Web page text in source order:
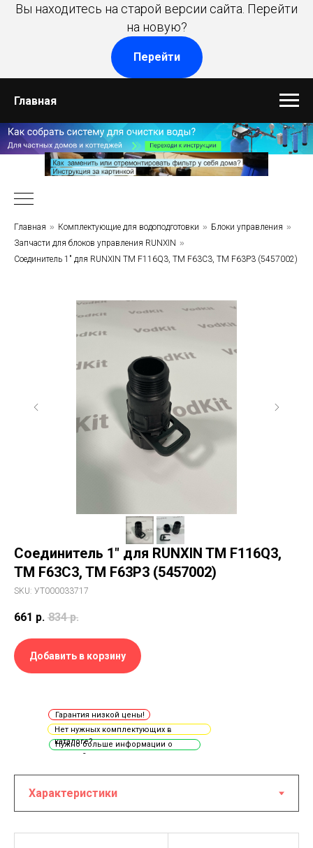
Вы находитесь на старой версии сайта. Перейти
на новую?
Перейти
Главная
Главная » Комплектующие для водоподготовки » Блоки управления »
Запчасти для блоков управления RUNXIN »
Соединитель 1" для RUNXIN TM F116Q3, TM F63C3, TM F63P3 (5457002)
Соединитель 1" для RUNXIN TM F116Q3,
TM F63C3, TM F63P3 (5457002)
SKU: УТ000033717
661 р. 834 р.
Добавить в корзину
Гарантия низкой цены!
Нужно больше информации о
товаре?
Нет нужных комплектующих в
каталоге?